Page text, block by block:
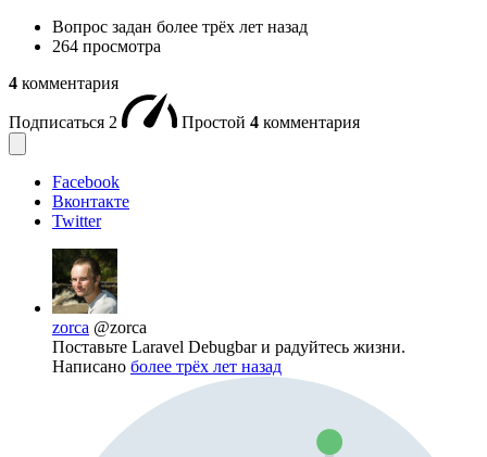
Вопрос задан более трёх лет назад
264 просмотра
4 комментария
Подписаться 2 Простой 4 комментария
Facebook
Вконтакте
Twitter
zorca @zorca
Поставьте Laravel Debugbar и радуйтесь жизни.
Написано более трёх лет назад